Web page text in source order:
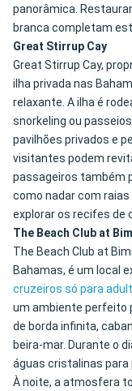
panorâmica.
branca completam
Great Stirrup Cay
Great Stirrup Cay,
ilha privada nas
relaxante. A ilha é
snorkeling ou
pavilhões privados e
visitantes podem
passageiros também
como nadar com
explorar os recifes de
The Beach Club at
The Beach Club at
Bahamas, é um local
cruzeiros só para
um ambiente perfeito
de borda infinita,
beira-mar. Durante o
águas cristalinas para
À noite, a atmosfera